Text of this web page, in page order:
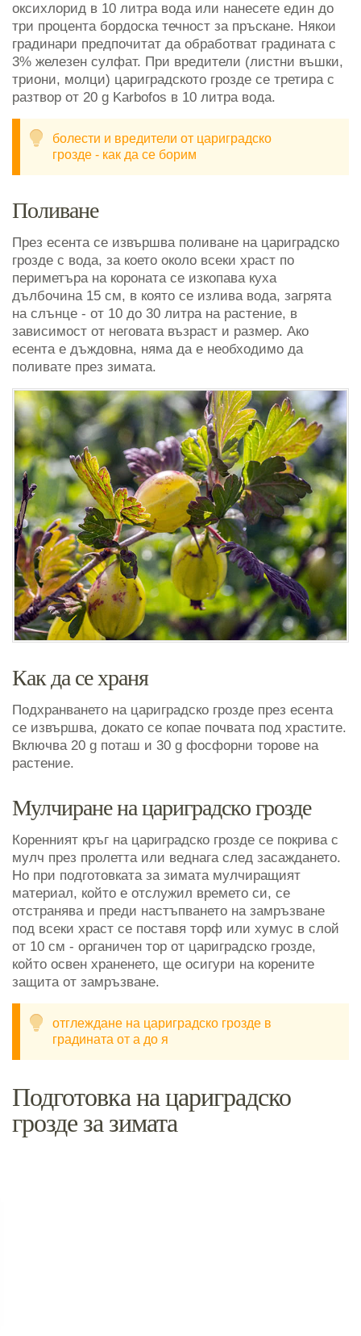
оксихлорид в 10 литра вода или нанесете един до
три процента бордоска течност за пръскане. Някои
градинари предпочитат да обработват градината с
3% железен сулфат. При вредители (листни въшки,
триони, молци) цариградското грозде се третира с
разтвор от 20 g Karbofos в 10 литра вода.
болести и вредители от цариградско
грозде - как да се борим
Поливане
През есента се извършва поливане на цариградско
грозде с вода, за което около всеки храст по
периметъра на короната се изкопава куха
дълбочина 15 см, в която се излива вода, загрята
на слънце - от 10 до 30 литра на растение, в
зависимост от неговата възраст и размер. Ако
есента е дъждовна, няма да е необходимо да
поливате през зимата.
Как да се храня
Подхранването на цариградско грозде през есента
се извършва, докато се копае почвата под храстите.
Включва 20 g поташ и 30 g фосфорни торове на
растение.
Мулчиране на цариградско грозде
Коренният кръг на цариградско грозде се покрива с
мулч през пролетта или веднага след засаждането.
Но при подготовката за зимата мулчиращият
материал, който е отслужил времето си, се
отстранява и преди настъпването на замръзване
под всеки храст се поставя торф или хумус в слой
от 10 см - органичен тор от цариградско грозде,
който освен храненето, ще осигури на корените
защита от замръзване.
отглеждане на цариградско грозде в
градината от а до я
Подготовка на цариградско
грозде за зимата